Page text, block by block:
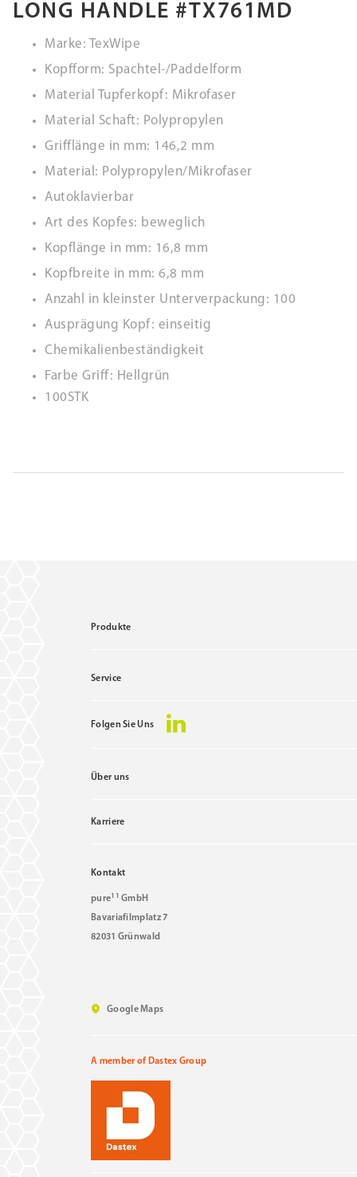
LONG HANDLE #TX761MD
Marke: TexWipe
Kopfform: Spachtel-/Paddelform
Material Tupferkopf: Mikrofaser
Material Schaft: Polypropylen
Grifflänge in mm: 146,2 mm
Material: Polypropylen/Mikrofaser
Autoklavierbar
Art des Kopfes: beweglich
Kopflänge in mm: 16,8 mm
Kopfbreite in mm: 6,8 mm
Anzahl in kleinster Unterverpackung: 100
Ausprägung Kopf: einseitig
Chemikalienbeständigkeit
Farbe Griff: Hellgrün
100STK
Produkte
Service
Folgen Sie Uns
Über uns
Karriere
Kontakt
pure11 GmbH
Bavariafilmplatz 7
82031 Grünwald
Google Maps
A member of Dastex Group